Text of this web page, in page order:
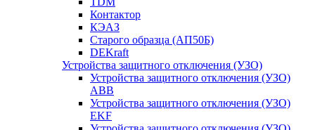
Контактор
КЭАЗ
Старого образца (АП50Б)
DEKraft
Устройства защитного отключения (УЗО)
Устройства защитного отключения (УЗО)
ABB
Устройства защитного отключения (УЗО)
EKF